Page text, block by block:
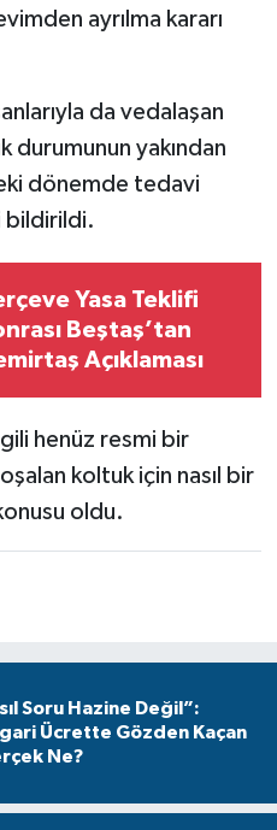
ayrılma kararı
da vedalaşan
durumunun yakından
dönemde tedavi
bildirildi.
Yasa Teklifi
Beştaş’tan
Açıklaması
henüz resmi bir
koltuk için nasıl bir
oldu.
Soru Hazine Değil”:
Ücrette Gözden Kaçan
Ne?